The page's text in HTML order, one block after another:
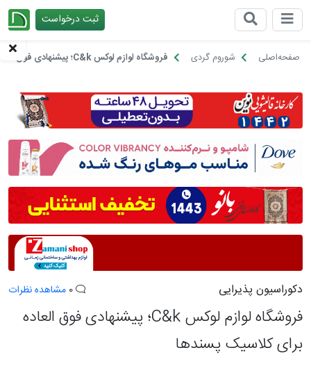
ثبت درخواست
صفحه‌اصلی شوروم گردی فروشگاه لوازم لوکس C&k؛ پیشنهادی فوق العاده برای کلاسیک پسندها
دکوراسیون پذیرایی مشاهده نظرات
فروشگاه لوازم لوکس C&k؛ پیشنهادی فوق العاده
برای کلاسیک پسندها